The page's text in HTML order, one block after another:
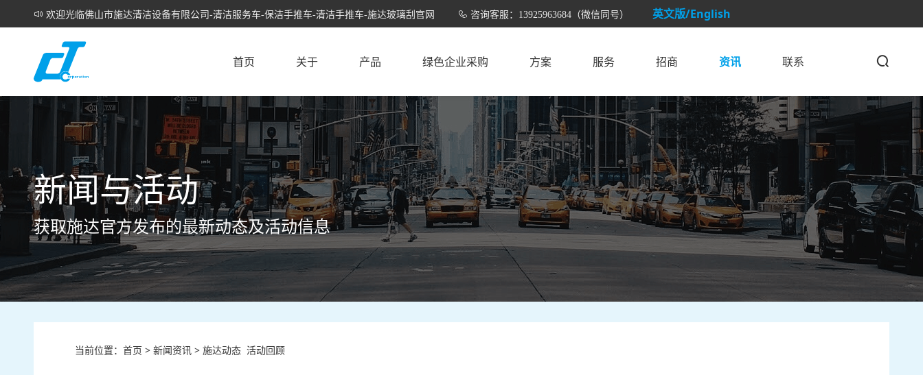
欢迎光临佛山市施达清洁设备有限公司-清洁服务车-保洁手推车-清洁手推车-施达玻璃刮官网 咨询客服：13925963684（微信同号） 英文版/English
首页 关于 产品 绿色企业采购 方案 服务 招商 资讯 联系
新闻与活动
获取施达官方发布的最新动态及活动信息
当前位置： 首页 > 新闻资讯 > 施达动态 活动回顾